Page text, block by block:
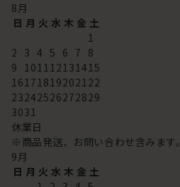
8月
日 月 火 水 木 金 土
1
2 3 4 5 6 7 8
9 101112131415
16171819202122
23242526272829
3031
休業日
※商品発送、お問い合わせ含みます。
9月
日 月 火 水 木 金 土